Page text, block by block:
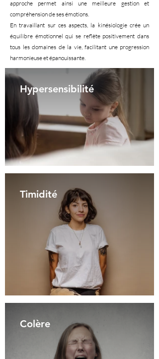
approche permet ainsi une meilleure gestion et
compréhension de ses émotions.
En travaillant sur ces aspects, la kinésiologie crée un
équilibre émotionnel qui se reflète positivement dans
tous les domaines de la vie, facilitant une progression
harmonieuse et épanouissante.
Hypersensibilité
Timidité
Colère